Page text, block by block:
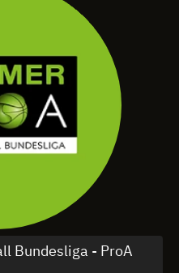
Bundesliga - ProA